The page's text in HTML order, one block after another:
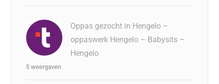
Oppas gezocht in Hengelo –
oppaswerk Hengelo – Babysits –
Hengelo
5 weergaven